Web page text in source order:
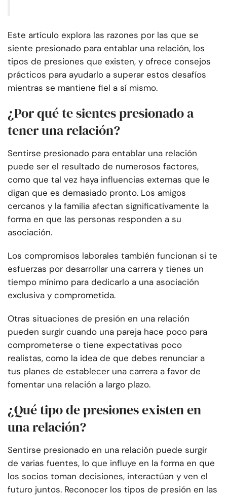
Este artículo explora las razones por las que se
siente presionado para entablar una relación, los
tipos de presiones que existen, y ofrece consejos
prácticos para ayudarlo a superar estos desafíos
mientras se mantiene fiel a sí mismo.
¿Por qué te sientes presionado a
tener una relación?
Sentirse presionado para entablar una relación
puede ser el resultado de numerosos factores,
como que tal vez haya influencias externas que le
digan que es demasiado pronto. Los amigos
cercanos y la familia afectan significativamente la
forma en que las personas responden a su
asociación.
Los compromisos laborales también funcionan si te
esfuerzas por desarrollar una carrera y tienes un
tiempo mínimo para dedicarlo a una asociación
exclusiva y comprometida.
Otras situaciones de presión en una relación
pueden surgir cuando una pareja hace poco para
comprometerse o tiene expectativas poco
realistas, como la idea de que debes renunciar a
tus planes de establecer una carrera a favor de
fomentar una relación a largo plazo.
¿Qué tipo de presiones existen en
una relación?
Sentirse presionado en una relación puede surgir
de varias fuentes, lo que influye en la forma en que
los socios toman decisiones, interactúan y ven el
futuro juntos. Reconocer los tipos de presión en las